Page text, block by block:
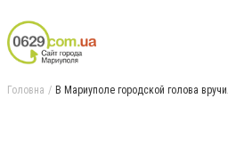
Головна В Мариуполе городской голова